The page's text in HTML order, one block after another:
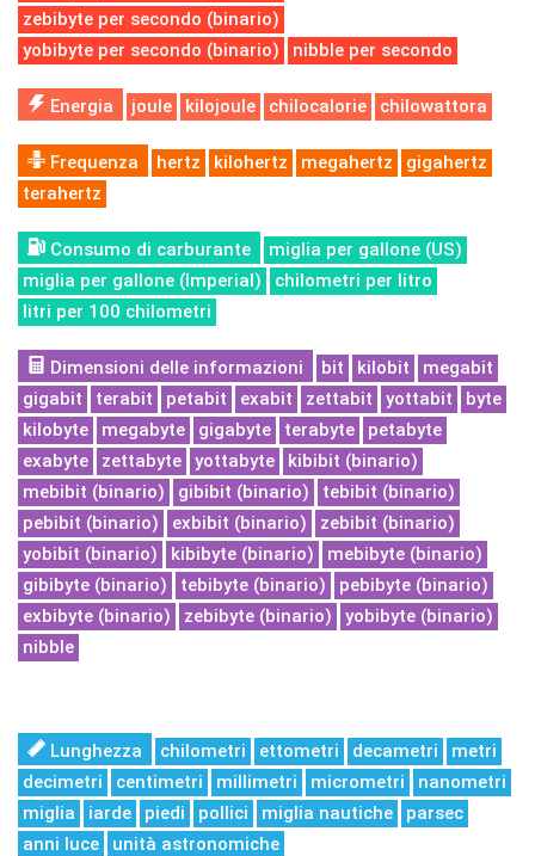
zebibyte per secondo (binario)
yobibyte per secondo (binario)
nibble per secondo
Energia joule kilojoule chilocalorie chilowattora
Frequenza hertz kilohertz megahertz
gigahertz
terahertz
Consumo di carburante
miglia per gallone (US)
miglia per gallone (Imperial)
chilometri per litro
litri per 100 chilometri
Dimensioni delle informazioni bit kilobit
megabit
gigabit
terabit petabit exabit zettabit yottabit
byte
kilobyte
megabyte gigabyte terabyte
petabyte
exabyte
zettabyte yottabyte
kibibit (binario)
mebibit (binario)
gibibit (binario)
tebibit (binario)
pebibit (binario)
exbibit (binario)
zebibit (binario)
yobibit (binario)
kibibyte (binario)
mebibyte (binario)
gibibyte (binario)
tebibyte (binario)
pebibyte (binario)
exbibyte (binario)
zebibyte (binario)
yobibyte (binario)
nibble
Lunghezza chilometri ettometri decametri
metri
decimetri
centimetri millimetri micrometri
nanometri
miglia
iarde piedi pollici miglia nautiche
parsec
anni luce
unità astronomiche